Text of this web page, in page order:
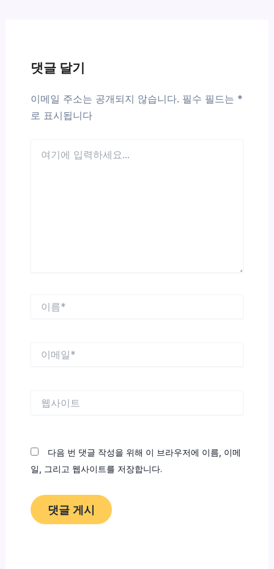
댓글 달기
이메일 주소는 공개되지 않습니다. 필수 필드는 *
로 표시됩니다
다음 번 댓글 작성을 위해 이 브라우저에 이름, 이메
일, 그리고 웹사이트를 저장합니다.